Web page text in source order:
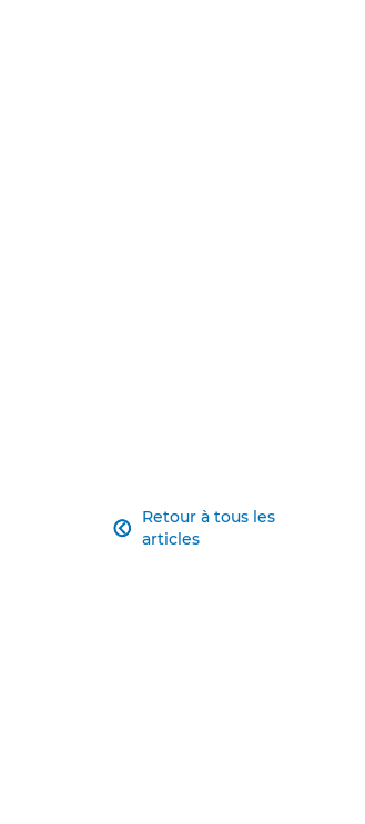
Retour à tous les
articles
